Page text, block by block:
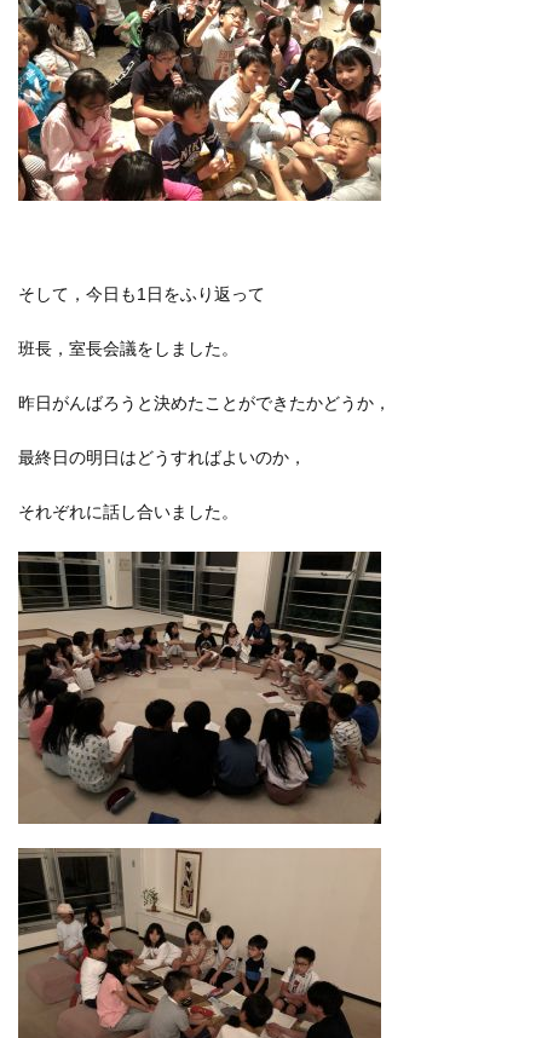
そして，今日も1日をふり返って
班長，室長会議をしました。
昨日がんばろうと決めたことができたかどうか，
最終日の明日はどうすればよいのか，
それぞれに話し合いました。